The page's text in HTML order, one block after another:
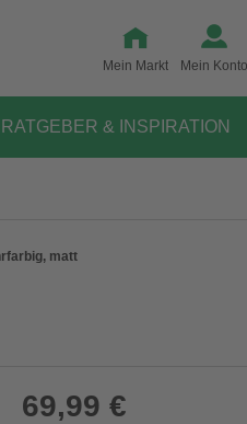
Mein Markt Mein Konto
RATGEBER & INSPIRATION
matt
69,99 €